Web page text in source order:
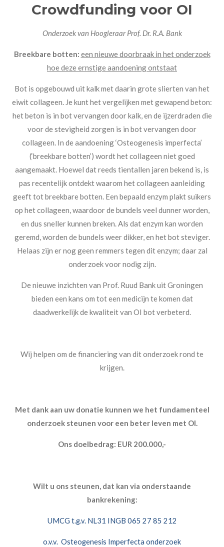
Crowdfunding voor OI
Onderzoek van Hoogleraar Prof. Dr. R.A. Bank
Breekbare botten: een nieuwe doorbraak in het onderzoek
hoe deze ernstige aandoening ontstaat
Bot is opgebouwd uit kalk met daarin grote slierten van het
eiwit collageen. Je kunt het vergelijken met gewapend beton:
het beton is in bot vervangen door kalk, en de ijzerdraden die
voor de stevigheid zorgen is in bot vervangen door
collageen. In de aandoening ‘Osteogenesis imperfecta’
(‘breekbare botten’) wordt het collageen niet goed
aangemaakt. Hoewel dat reeds tientallen jaren bekend is, is
pas recentelijk ontdekt waarom het collageen aanleiding
geeft tot breekbare botten. Een bepaald enzym plakt suikers
op het collageen, waardoor de bundels veel dunner worden,
en dus sneller kunnen breken. Als dat enzym kan worden
geremd, worden de bundels weer dikker, en het bot steviger.
Helaas zijn er nog geen remmers tegen dit enzym; daar zal
onderzoek voor nodig zijn.
De nieuwe inzichten van Prof. Ruud Bank uit Groningen
bieden een kans om tot een medicijn te komen dat
daadwerkelijk de kwaliteit van OI bot verbeterd.
Wij helpen om de financiering van dit onderzoek rond te
krijgen.
Met dank aan uw donatie kunnen we het fundamenteel
onderzoek steunen voor een beter leven met OI.
Ons doelbedrag: EUR 200.000,-
Wilt u ons steunen, dat kan via onderstaande
bankrekening:
UMCG t.g.v. NL31 INGB 065 27 85 212
o.v.v. Osteogenesis Imperfecta onderzoek